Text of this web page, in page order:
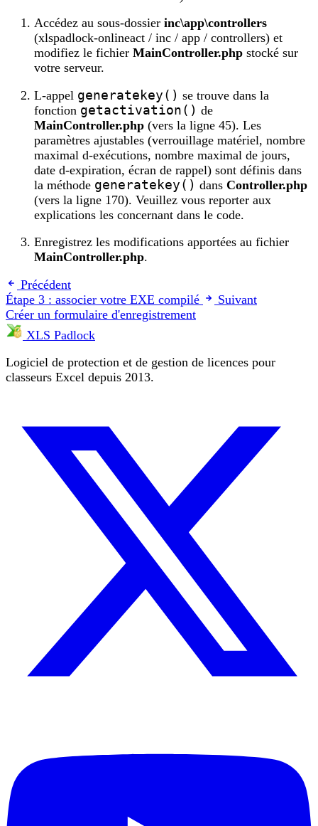
Accédez au sous-dossier inc\app\controllers
(xlspadlock-onlineact / inc / app / controllers) et
modifiez le fichier MainController.php stocké sur
votre serveur.
L-appel generatekey() se trouve dans la
fonction getactivation() de
MainController.php (vers la ligne 45). Les
paramètres ajustables (verrouillage matériel, nombre
maximal d-exécutions, nombre maximal de jours,
date d-expiration, écran de rappel) sont définis dans
la méthode generatekey() dans Controller.php
(vers la ligne 170). Veuillez vous reporter aux
explications les concernant dans le code.
Enregistrez les modifications apportées au fichier
MainController.php.
Précédent
Étape 3 : associer votre EXE compilé
Suivant
Créer un formulaire d'enregistrement
XLS Padlock
Logiciel de protection et de gestion de licences pour
classeurs Excel depuis 2013.